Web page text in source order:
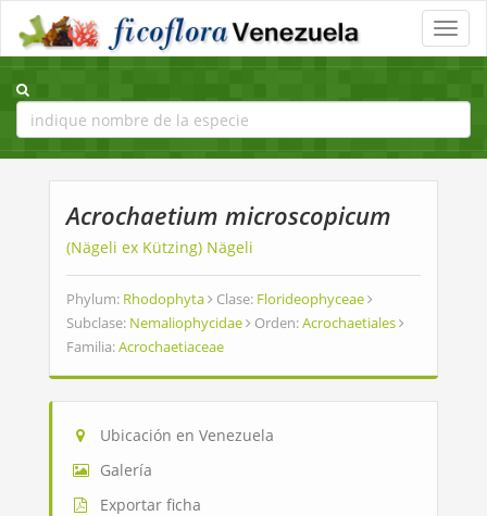
Toggle
Acrochaetium microscopicum
(Nägeli ex Kützing) Nägeli
Phylum: Rhodophyta Clase: Florideophyceae
Subclase: Nemaliophycidae Orden:Acrochaetiales
Familia:Acrochaetiaceae
Ubicación en Venezuela
Galería
Exportar ficha